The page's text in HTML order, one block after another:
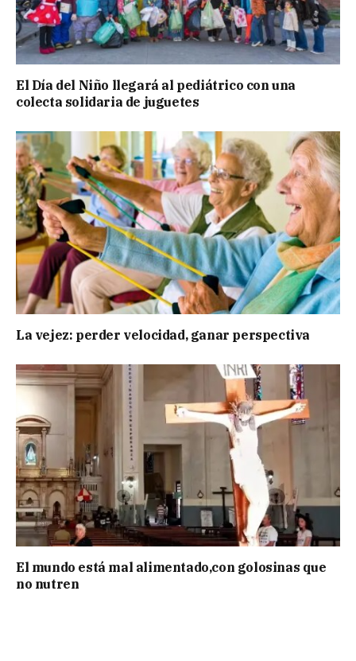
El Día del Niño llegará al pediátrico con una
colecta solidaria de juguetes
La vejez: perder velocidad, ganar perspectiva
El mundo está mal alimentado,con golosinas que
no nutren